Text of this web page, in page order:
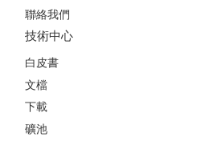
聯絡我們
技術中心
白皮書
文檔
下載
礦池